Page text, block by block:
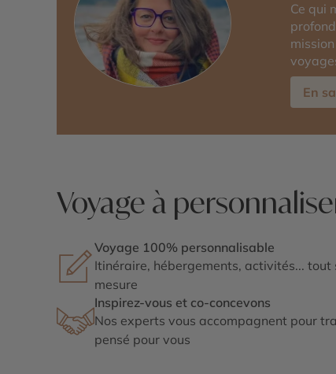
Ce qui
En
Voyage à
Voyage 100% personnalisable
Itinéraire, hébergements, activités...
mesure
Inspirez-vous et co-concevons
Nos experts vous accompagnent pour
pensé pour vous